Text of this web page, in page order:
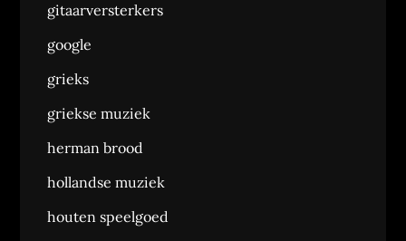
gitaarversterkers
google
grieks
griekse muziek
herman brood
hollandse muziek
houten speelgoed